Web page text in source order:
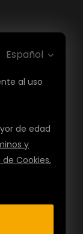
Español
al uso
de edad
y
de Cookies,